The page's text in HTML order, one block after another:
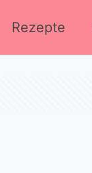
Rezepte